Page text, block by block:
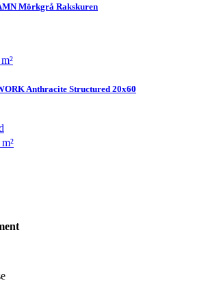
Mörkgrå Rakskuren
Anthracite Structured 20x60